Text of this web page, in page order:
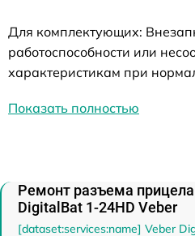
Для комплектующих:
работоспособности или
характеристикам при
Показать полностью
Ремонт разъема
DigitalBat 1-24HD Veber
[dataset:services:name] Veber